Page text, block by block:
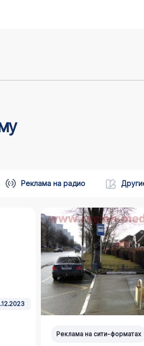
Реклама на радио
Реклама на сити-форматах